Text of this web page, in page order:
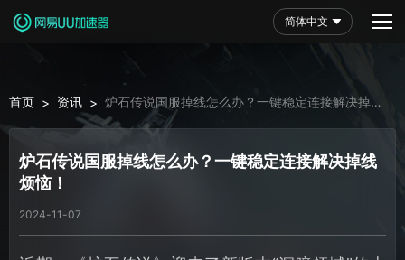
简体中文
首页 > 资讯 > 炉石传说国服掉线怎么办？一键稳定连接解决掉线
烦恼！
炉石传说国服掉线怎么办？一键稳定连接解决掉线
烦恼！
2024-11-07